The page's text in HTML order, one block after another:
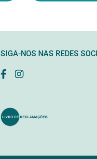
SIGA-NOS NAS REDES